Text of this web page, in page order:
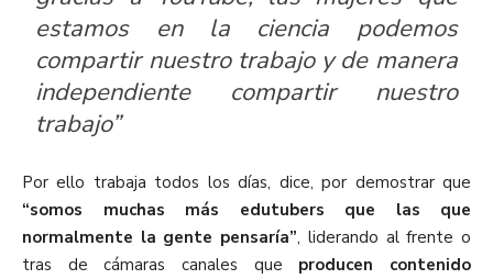
estamos en la ciencia podemos
compartir nuestro trabajo y de manera
independiente compartir nuestro
trabajo”
Por ello trabaja todos los días, dice, por demostrar que
“somos muchas más edutubers que las que
normalmente la gente pensaría”, liderando al frente o
tras de cámaras canales que producen contenido